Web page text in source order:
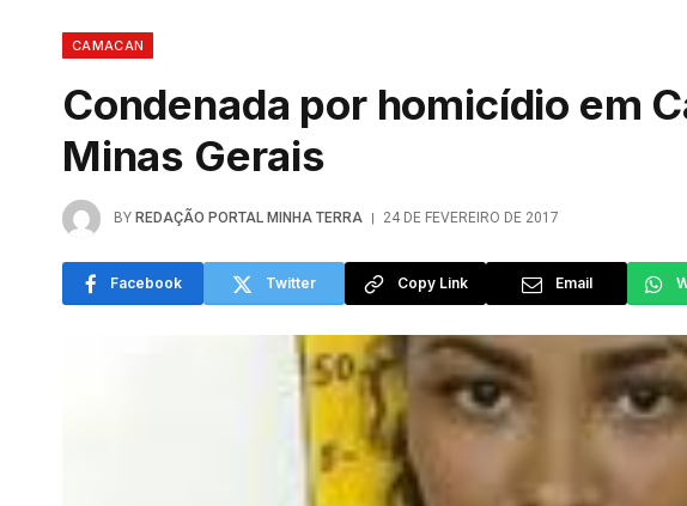
CAMACAN
Condenada por homicídio em
Minas Gerais
BY REDAÇÃO PORTAL MINHA TERRA 24 DE FEVEREIRO DE 2017
Facebook Twitter Copy Link Email